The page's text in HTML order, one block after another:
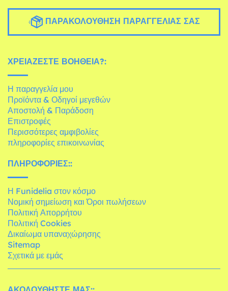
ΠΑΡΑΚΟΛΟΎΘΗΣΗ ΠΑΡΑΓΓΕΛΊΑΣ ΣΑΣ
ΧΡΕΙΆΖΕΣΤΕ ΒΟΉΘΕΙΑ?:
Η παραγγελία μου
Προϊόντα & Οδηγοί μεγεθών
Αποστολή & Παράδοση
Επιστροφές
Περισσότερες αμφιβολίες
πληροφορίες επικοινωνίας
ΠΛΗΡΟΦΟΡΊΕΣ::
Η Funidelia στον κόσμο
Νομική σημείωση και Όροι πωλήσεων
Πολιτική Απορρήτου
Πολιτική Cookies
Δικαίωμα υπαναχώρησης
Sitemap
Σχετικά με εμάς